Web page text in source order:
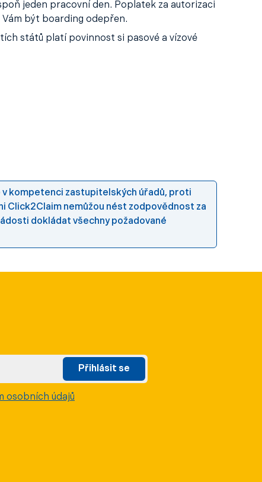
jeden pracovní den. Poplatek za autorizaci
Vám být boarding odepřen.
států platí povinnost si pasové a vízové
v kompetenci zastupitelských úřadů, proti
Click2Claim nemůžou nést zodpovědnost za
dokládat všechny požadované
Přihlásit se
osobních údajů